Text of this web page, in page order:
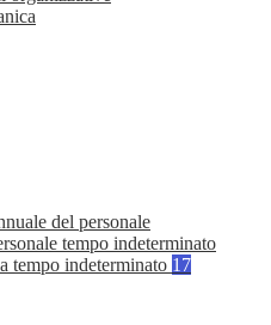
del personale
tempo indeterminato
tempo indeterminato 17